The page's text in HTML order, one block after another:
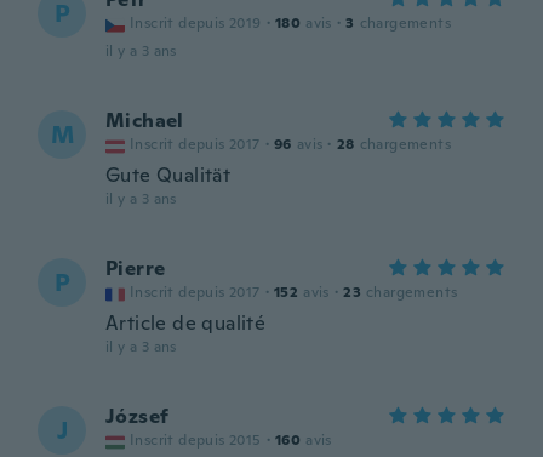
P Inscrit depuis 2019 · 180 avis · 3 chargements
il y a 3 ans
M Michael
Inscrit depuis 2017 · 96 avis · 28 chargements
Gute Qualität
il y a 3 ans
P Pierre
Inscrit depuis 2017 · 152 avis · 23 chargements
Article de qualité
il y a 3 ans
J József
Inscrit depuis 2015 · 160 avis